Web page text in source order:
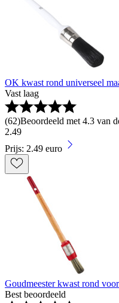
OK kwast rond universeel
Vast laag
(62)Beoordeeld met 4.3 van
2.49
Prijs: 2.49 euro
Goudmeester kwast rond
Best beoordeeld